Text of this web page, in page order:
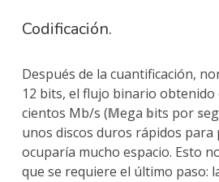
Codificación.
Después de la cuantificación,
12 bits, el flujo binario obtenido
cientos Mb/s (Mega bits por s
unos discos duros rápidos
ocuparía mucho espacio. Esto
que se requiere el último paso: